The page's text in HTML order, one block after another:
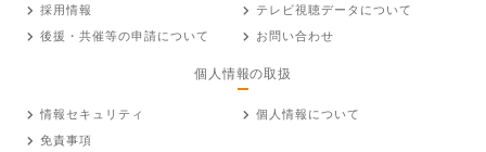
採用情報
テレビ視聴データについて
後援・共催等の申請について
お問い合わせ
個人情報の取扱
情報セキュリティ
個人情報について
免責事項